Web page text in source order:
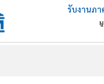
รับงานภา